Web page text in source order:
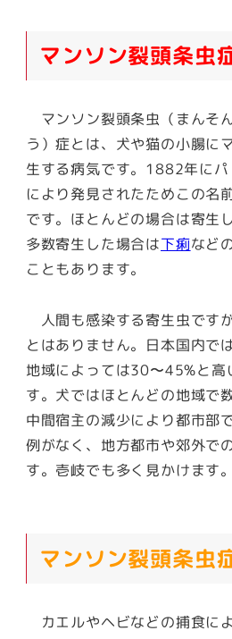
マンソン裂頭条虫
マンソン裂頭条虫（まんそ
う）症とは、犬や猫の小腸に
生する病気です。1882年に
により発見されたためこの名
です。ほとんどの場合は寄生
多数寄生した場合は下痢など
こともあります。
人間も感染する寄生虫です
とはありません。日本国内で
地域によっては30〜45%と高
す。犬ではほとんどの地域で
中間宿主の減少により都市部
例がなく、地方都市や郊外で
す。 壱岐でも多く見かけます。
マンソン裂頭条虫
カエルやヘビなどの捕食に